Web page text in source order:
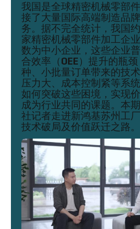
我国是全球精密机械零部
接了大量国际高端制造品
务。据不完全统计，我国
家精密机械零部件加工企
数为中小企业，这些企业
合效率（OEE）提升的瓶
种、小批量订单带来的技
压力大、成本控制紧等系统
如何突破这些困境，实现
成为行业共同的课题。本
社记者走进新鸿基苏州工
技术破局及价值跃迁之路。